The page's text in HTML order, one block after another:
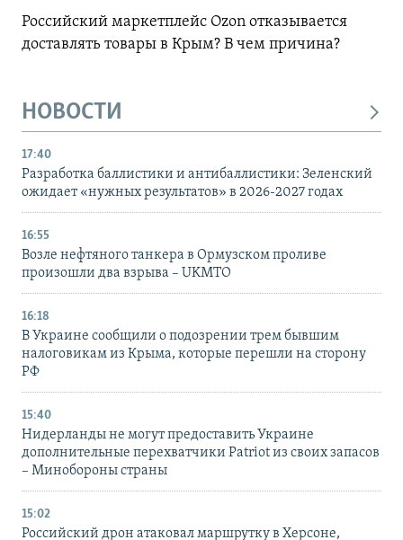
Российский маркетплейс Ozon отказывается
доставлять товары в Крым? В чем причина?
НОВОСТИ
17:40
Разработка баллистики и антибаллистики: Зеленский
ожидает «нужных результатов» в 2026-2027 годах
16:55
Возле нефтяного танкера в Ормузском проливе
произошли два взрыва – UKMTO
16:18
В Украине сообщили о подозрении трем бывшим
налоговикам из Крыма, которые перешли на сторону
РФ
15:40
Нидерланды не могут предоставить Украине
дополнительные перехватчики Patriot из своих запасов
– Минобороны страны
15:02
Российский дрон атаковал маршрутку в Херсоне,